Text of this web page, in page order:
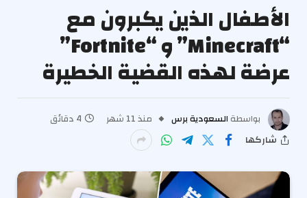
الأطفال الذين يكبرون مع
“Minecraft” و “Fortnite”
عرضة لهذه القضية الخطيرة
بواسطة السعودية برس منذ 11 شهر
4 دقائق
شاركها